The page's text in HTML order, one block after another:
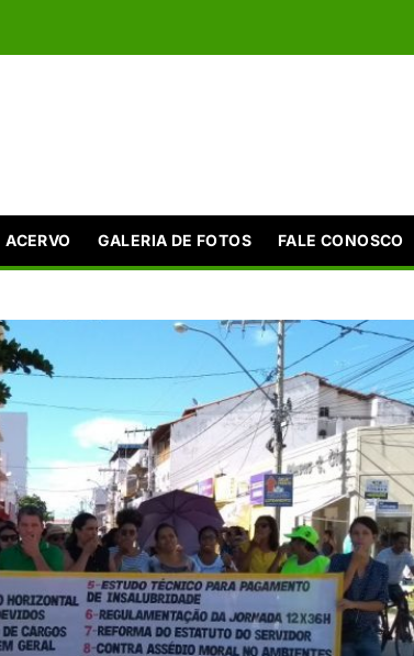
ACERVO GALERIA DE FOTOS FALE CONOSCO